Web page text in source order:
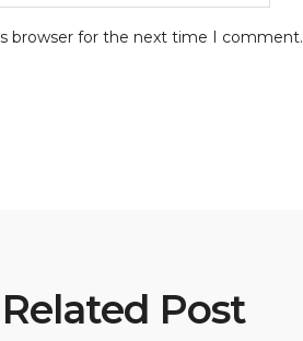
browser for the next time I comment.
Related Post